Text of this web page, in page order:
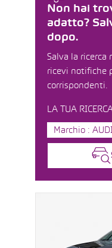
Non hai
adatto?
dopo.
Salva la ricerca
ricevi notifiche
corrispondenti.
LA TUA
Marchio :